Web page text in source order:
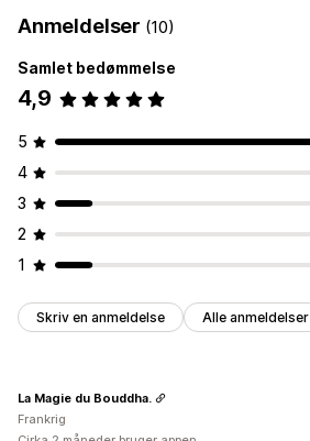
Anmeldelser (10)
Samlet bedømmelse
4,9
5
4
3
2
1
Skriv en anmeldelse Alle anmeldelser
La Magie du Bouddha.
Frankrig